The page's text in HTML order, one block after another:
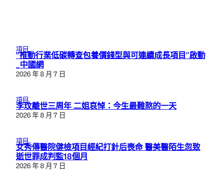
項目
“推動行業低碳轉查包養價錢型與可連續成長項目”啟動
_中國網
2026 年 8 月 7 日
項目
李玟離世三周年 二姐哀悼：今生最難熬的一天
2026 年 8 月 7 日
項目
女秀傳醫院健檢項目經紀打針后喪命 醫美醫陌生忽致
逝世罪成判監18個月
2026 年 8 月 7 日